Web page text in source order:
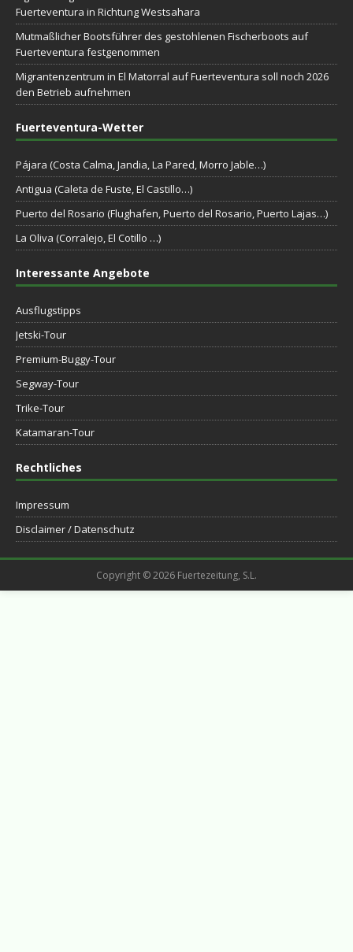
Fuerteventura in Richtung Westsahara
Mutmaßlicher Bootsführer des gestohlenen Fischerboots auf
Fuerteventura festgenommen
Migrantenzentrum in El Matorral auf Fuerteventura soll noch 2026
den Betrieb aufnehmen
Fuerteventura-Wetter
Pájara (Costa Calma, Jandia, La Pared, Morro Jable…)
Antigua (Caleta de Fuste, El Castillo…)
Puerto del Rosario (Flughafen, Puerto del Rosario, Puerto Lajas…)
La Oliva (Corralejo, El Cotillo …)
Interessante Angebote
Ausflugstipps
Jetski-Tour
Premium-Buggy-Tour
Segway-Tour
Trike-Tour
Katamaran-Tour
Rechtliches
Impressum
Disclaimer / Datenschutz
Copyright © 2026 Fuertezeitung, S.L.